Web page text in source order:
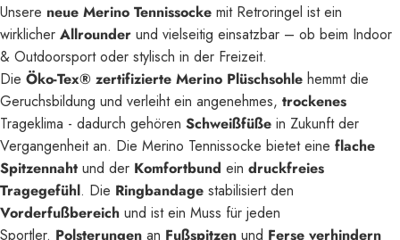
Unsere neue Merino Tennissocke mit Retroringel ist ein
wirklicher Allrounder und vielseitig einsatzbar – ob beim Indoor
& Outdoorsport oder stylisch in der Freizeit.
Die Öko-Tex® zertifizierte Merino Plüschsohle hemmt die
Geruchsbildung und verleiht ein angenehmes, trockenes
Trageklima - dadurch gehören Schweißfüße in Zukunft der
Vergangenheit an. Die Merino Tennissocke bietet eine flache
Spitzennaht und der Komfortbund ein druckfreies
Tragegefühl. Die Ringbandage stabilisiert den
Vorderfußbereich und ist ein Muss für jeden
Sportler. Polsterungen an Fußspitzen und Ferse verhindern